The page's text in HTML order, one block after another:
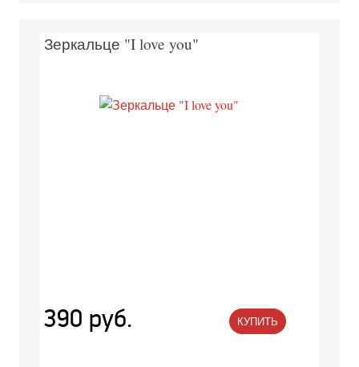
Зеркальце "I love you"
390 руб. КУПИТЬ